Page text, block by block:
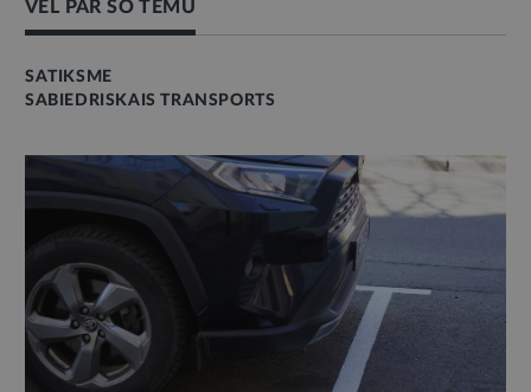
VĒL PAR ŠO TĒMU
SATIKSME
SABIEDRISKAIS TRANSPORTS